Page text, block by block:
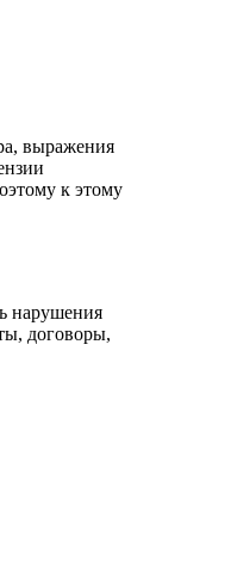
выражения
к этому
нарушения
договоры,